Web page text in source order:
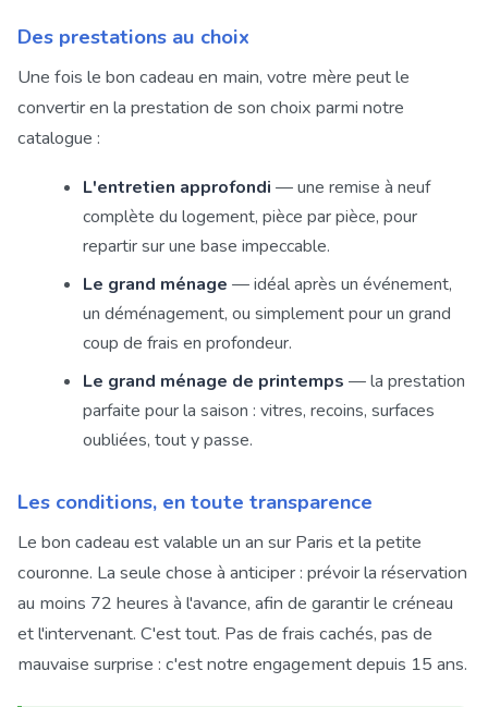
Des prestations au choix
Une fois le bon cadeau en main, votre mère peut le
convertir en la prestation de son choix parmi notre
catalogue :
L'entretien approfondi — une remise à neuf
complète du logement, pièce par pièce, pour
repartir sur une base impeccable.
Le grand ménage — idéal après un événement,
un déménagement, ou simplement pour un grand
coup de frais en profondeur.
Le grand ménage de printemps — la prestation
parfaite pour la saison : vitres, recoins, surfaces
oubliées, tout y passe.
Les conditions, en toute transparence
Le bon cadeau est valable un an sur Paris et la petite
couronne. La seule chose à anticiper : prévoir la réservation
au moins 72 heures à l'avance, afin de garantir le créneau
et l'intervenant. C'est tout. Pas de frais cachés, pas de
mauvaise surprise : c'est notre engagement depuis 15 ans.